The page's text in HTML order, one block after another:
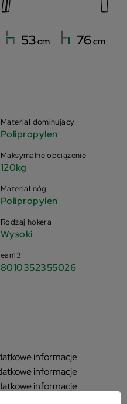
Materiał dominujący
Polipropylen
Maksymalne obciążenie
120kg
Materiał nóg
Polipropylen
Rodzaj hokera
Wysoki
ean13
8010352355026